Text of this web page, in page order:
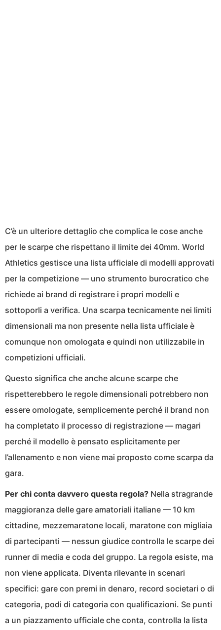
C’è un ulteriore dettaglio che complica le cose anche
per le scarpe che rispettano il limite dei 40mm. World
Athletics gestisce una lista ufficiale di modelli approvati
per la competizione — uno strumento burocratico che
richiede ai brand di registrare i propri modelli e
sottoporli a verifica. Una scarpa tecnicamente nei limiti
dimensionali ma non presente nella lista ufficiale è
comunque non omologata e quindi non utilizzabile in
competizioni ufficiali.
Questo significa che anche alcune scarpe che
rispetterebbero le regole dimensionali potrebbero non
essere omologate, semplicemente perché il brand non
ha completato il processo di registrazione — magari
perché il modello è pensato esplicitamente per
l’allenamento e non viene mai proposto come scarpa da
gara.
Per chi conta davvero questa regola? Nella stragrande
maggioranza delle gare amatoriali italiane — 10 km
cittadine, mezzemaratone locali, maratone con migliaia
di partecipanti — nessun giudice controlla le scarpe dei
runner di media e coda del gruppo. La regola esiste, ma
non viene applicata. Diventa rilevante in scenari
specifici: gare con premi in denaro, record societari o di
categoria, podi di categoria con qualificazioni. Se punti
a un piazzamento ufficiale che conta, controlla la lista